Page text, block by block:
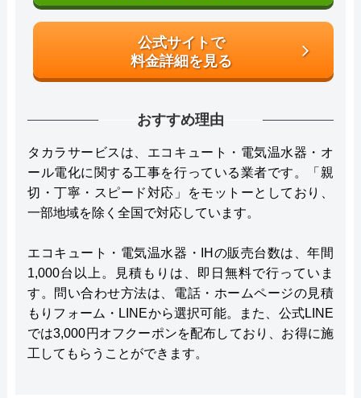
公式サイトで
料金詳細を見る
おすすめ理由
タカラサービスは、エコキュート・電気温水器・オ
ール電化に関する工事を行っている業者です。「親
切・丁寧・スピード対応」をモットーとしており、
一部地域を除く全国で対応しています。
エコキュート・電気温水器・IHの販売台数は、年間
1,000台以上。見積もりは、即日無料で行っていま
す。問い合わせ方法は、電話・ホームページの見積
もりフォーム・LINEから選択可能。また、公式LINE
では3,000円オフクーポンを配布しており、お得に施
工してもらうことができます。